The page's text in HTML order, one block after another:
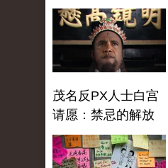
茂名反PX人士白宫
请愿：禁忌的解放